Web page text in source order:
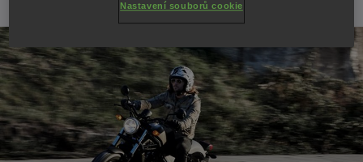
Nastavení souborů cookie